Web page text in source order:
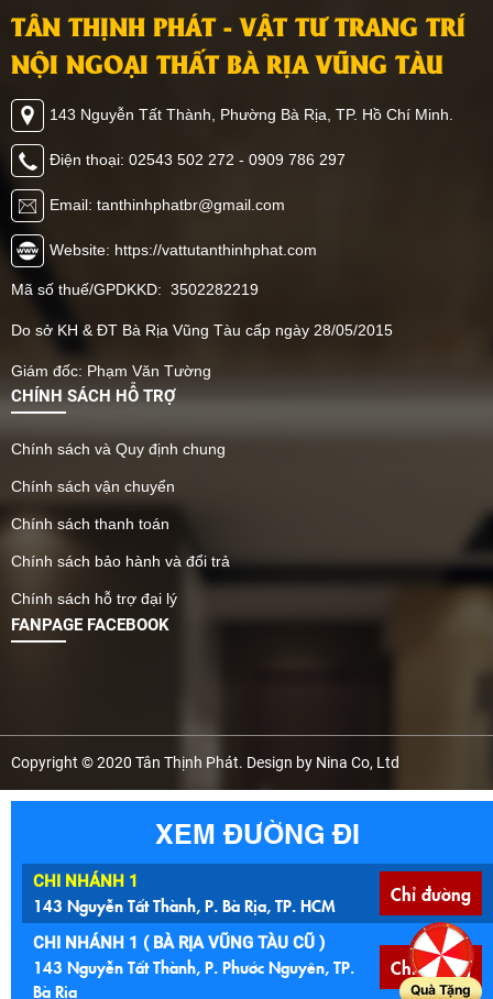
TÂN THỊNH PHÁT - VẬT TƯ TRANG TRÍ
NỘI NGOẠI THẤT BÀ RỊA VŨNG TÀU
143 Nguyễn Tất Thành, Phường Bà Rịa, TP. Hồ Chí Minh.
Điện thoại: 02543 502 272 - 0909 786 297
Email: tanthinhphatbr@gmail.com
Website: https://vattutanthinhphat.com
Mã số thuế/GPDKKD: 3502282219
Do sở KH & ĐT Bà Rịa Vũng Tàu cấp ngày 28/05/2015
Giám đốc: Phạm Văn Tường
CHÍNH SÁCH HỖ TRỢ
Chính sách và Quy định chung
Chính sách vận chuyển
Chính sách thanh toán
Chính sách bảo hành và đổi trả
Chính sách hỗ trợ đại lý
FANPAGE FACEBOOK
Copyright © 2020 Tân Thịnh Phát. Design by Nina Co, Ltd
XEM ĐƯỜNG ĐI
CHI NHÁNH 1
143 Nguyễn Tất Thành, P. Bà Rịa, TP. HCM Chỉ đường
CHI NHÁNH 1 ( BÀ RỊA VŨNG TÀU CŨ )
143 Nguyễn Tất Thành, P. Phước Nguyên, TP.
Bà Rịa
Chỉ đường
Quà Tặng